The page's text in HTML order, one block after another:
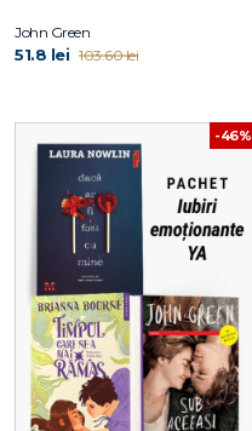
John Green
51.8 lei 103.60 lei
-46%